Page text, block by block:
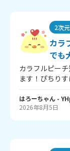
2次
カラ
でも
カラフルピー
ます！ぴちり
となんて言っ
っくり言うとヤ
はろーちゃん -
2026年8月5日